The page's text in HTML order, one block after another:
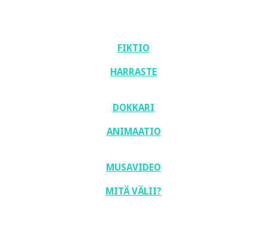
FIKTIO
HARRASTE
DOKKARI
ANIMAATIO
MUSAVIDEO
MITÄ VÄLII?